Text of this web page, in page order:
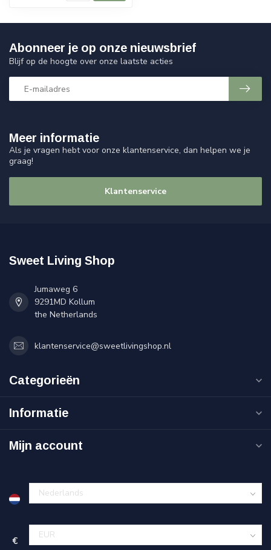
Meer informatie
Als je vragen hebt voor onze klantenservice, dan helpen we je
graag!
Klantenservice
Abonneer je op onze nieuwsbrief
Blijf op de hoogte over onze laatste acties
Sweet Living Shop
Jumaweg 6
9291MD Kollum
the Netherlands
klantenservice@sweetlivingshop.nl
Categorieën
Informatie
Mijn account
€